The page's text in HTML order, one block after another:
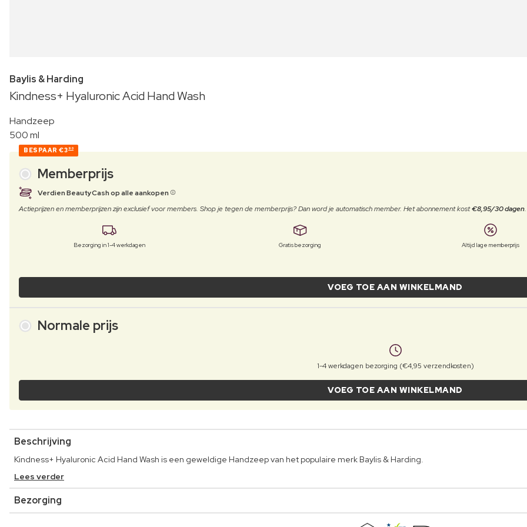
Baylis & Harding
Kindness+ Hyaluronic Acid Hand Wash
Handzeep
500 ml
BESPAAR €3 90
Memberprijs
Verdien BeautyCash op alle aankopen
Actieprijzen en memberprijzen zijn exclusief voor members. Shop je tegen de memberprijs? Dan word je automatisch member. Het abonnement kost€8,95/30 dagen
Bezorging in 1-4 werkdagen Gratis bezorging Altijd lage memberprijs
VOEG TOE AAN WINKELMAND
Normale prijs
1-4 werkdagen bezorging (€4,95 verzendkosten)
VOEG TOE AAN WINKELMAND
Beschrijving
Kindness+ Hyaluronic Acid Hand Wash is een geweldige Handzeep van het populaire merk Baylis & Harding.
Lees verder
Bezorging